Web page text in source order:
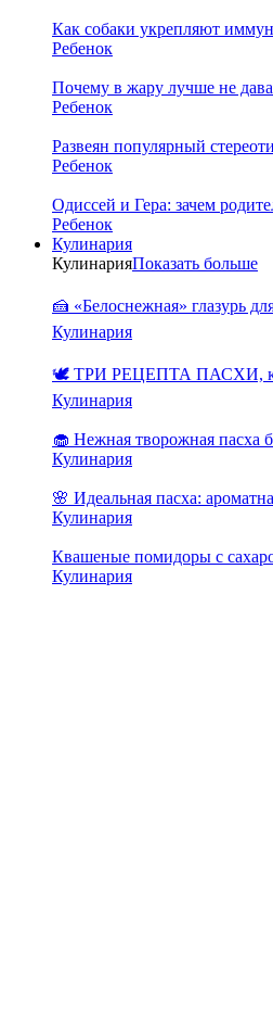
Как собаки укрепляют
Ребенок
Почему в жару лучше не
Ребенок
Развеян популярный
Ребенок
Одиссей и Гера: зачем
Ребенок
Кулинария
КулинарияПоказать больше
🍰 «Белоснежная» глазурь
Кулинария
🕊️ ТРИ РЕЦЕПТА ПАСХИ,
Кулинария
🧁 Нежная творожная
Кулинария
🌸 Идеальная пасха:
Кулинария
Квашеные помидоры с
Кулинария